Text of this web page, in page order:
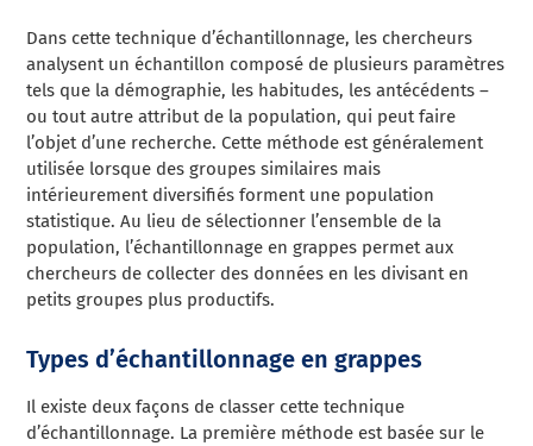
Dans cette technique d’échantillonnage, les chercheurs
analysent un échantillon composé de plusieurs paramètres
tels que la démographie, les habitudes, les antécédents –
ou tout autre attribut de la population, qui peut faire
l’objet d’une recherche. Cette méthode est généralement
utilisée lorsque des groupes similaires mais
intérieurement diversifiés forment une population
statistique. Au lieu de sélectionner l’ensemble de la
population, l’échantillonnage en grappes permet aux
chercheurs de collecter des données en les divisant en
petits groupes plus productifs.
Types d’échantillonnage en grappes
Il existe deux façons de classer cette technique
d’échantillonnage. La première méthode est basée sur le